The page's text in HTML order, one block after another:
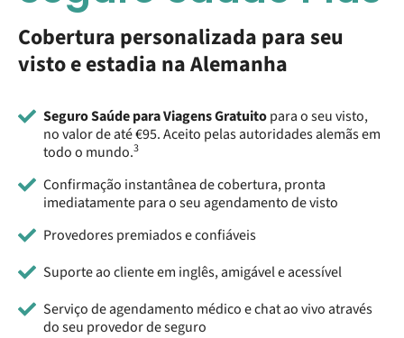
Cobertura personalizada para seu
visto e estadia na Alemanha
Seguro Saúde para Viagens Gratuitopara o seu visto,
no valor de até €95. Aceito pelas autoridades alemãs em
todo o mundo.3
Confirmação instantânea de cobertura, pronta
imediatamente para o seu agendamento de visto
Provedores premiados e confiáveis
Suporte ao cliente em inglês, amigável e acessível
Serviço de agendamento médico e chat ao vivo através
do seu provedor de seguro